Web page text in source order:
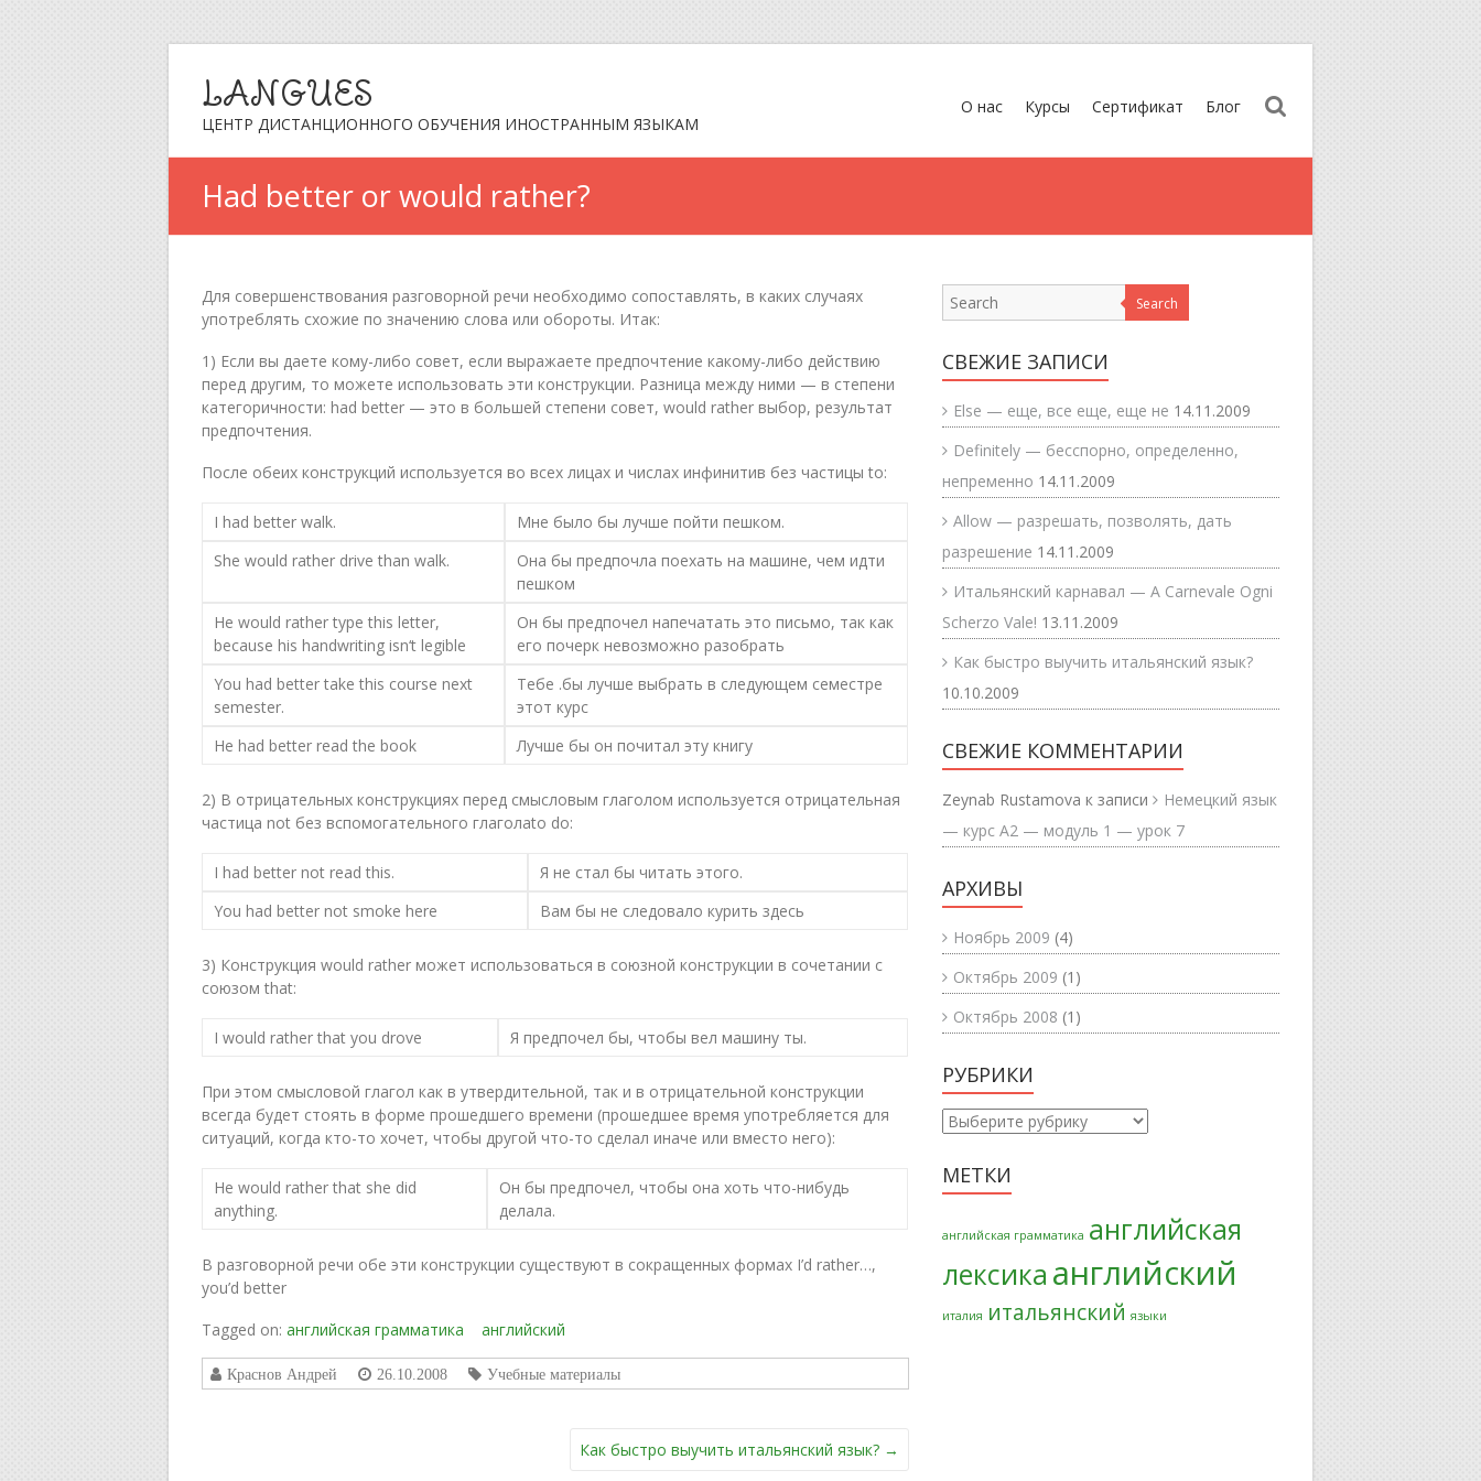
LANGUES
ЦЕНТР ДИСТАНЦИОННОГО ОБУЧЕНИЯ ИНОСТРАННЫМ ЯЗЫКАМ
О нас Курсы Сертификат Блог
Had better or would rather?
Для совершенствования разговорной речи необходимо сопоставлять, в каких случаях
употреблять схожие по значению слова или обороты. Итак:
1) Если вы даете кому-либо совет, если выражаете предпочтение какому-либо действию
перед другим, то можете использовать эти конструкции. Разница между ними — в степени
категоричности: had better — это в большей степени совет, would rather выбор, результат
предпочтения.
После обеих конструкций используется во всех лицах и числах инфинитив без частицы to:
I had better walk.
Мне было бы лучше пойти пешком.
She would rather drive than walk.
Она бы предпочла поехать на машине, чем идти
пешком
Не would rather type this letter,
because his handwriting isn‘t legible
Он бы предпочел напечатать это письмо, так как
его почерк невозможно разобрать
You had better take this course next
semester.
Тебе .бы лучше выбрать в следующем семестре
этот курс
Не had better read the book
Лучше бы он почитал эту книгу
2) В отрицательных конструкциях перед смысловым глаголом используется отрицательная
частица not без вспомогательного глаголаto do:
I had better not read this.
Я не стал бы читать этого.
You had better not smoke here
Вам бы не следовало курить здесь
3) Конструкция would rather может использоваться в союзной конструкции в сочетании с
союзом that:
I would rather that you drove Я предпочел бы, чтобы вел машину ты.
При этом смысловой глагол как в утвердительной, так и в отрицательной конструкции
всегда будет стоять в форме прошедшего времени (прошедшее время употребляется для
ситуаций, когда кто-то хочет, чтобы другой что-то сделал иначе или вместо него):
Не would rather that she did
anything.
Он бы предпочел, чтобы она хоть что-нибудь
делала.
В разговорной речи обе эти конструкции существуют в сокращенных формах I’d rather…,
you’d better
Tagged on: английская грамматика английский
Краснов Андрей 26.10.2008 Учебные материалы
Как быстро выучить итальянский язык? →
Search
СВЕЖИЕ ЗАПИСИ
Else — еще, все еще, еще не 14.11.2009
Definitely — бесспорно, определенно,
непременно 14.11.2009
Allow — разрешать, позволять, дать
разрешение 14.11.2009
Итальянский карнавал — A Carnevale Ogni
Scherzo Vale! 13.11.2009
Как быстро выучить итальянский язык?
10.10.2009
СВЕЖИЕ КОММЕНТАРИИ
Zeynab Rustamova к записи
Немецкий язык
— курс А2 — модуль 1 — урок 7
АРХИВЫ
Ноябрь 2009 (4)
Октябрь 2009 (1)
Октябрь 2008 (1)
РУБРИКИ
Рубрики
МЕТКИ
английская грамматика английская
лексика английский
италия итальянский языки